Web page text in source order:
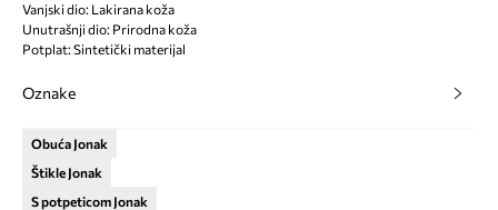
Vanjski dio: Lakirana koža
Unutrašnji dio: Prirodna koža
Potplat: Sintetički materijal
Oznake
Obuća Jonak
Štikle Jonak
S potpeticom Jonak